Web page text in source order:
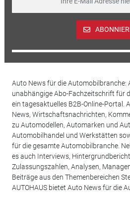
Auto News für die Automobilbranche:
unabhängige Abo-Fachzeitschrift für
ein tagesaktuelles B2B-Online-Portal.
News, Wirtschaftsnachrichten,
zu Automodellen, Automarken und
Automobilhandel und Werkstätten
für die gesamte Automobilbranche.
es auch Interviews,
Zulassungszahlen, Analysen,
Beiträge aus den Themenbereichen
AUTOHAUS bietet Auto News für die